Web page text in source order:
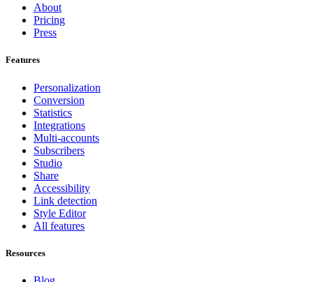
About
Pricing
Press
Features
Personalization
Conversion
Statistics
Integrations
Multi-accounts
Subscribers
Studio
Share
Accessibility
Link detection
Style Editor
All features
Resources